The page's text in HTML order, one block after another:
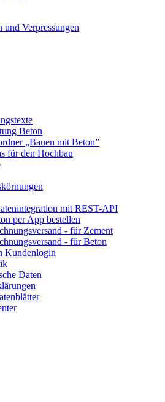
und Verpressungen
Beton
„Bauen mit Beton”
für den Hochbau
mit REST-API
per App bestellen
- für Zement
- für Beton
Kundenlogin
Daten